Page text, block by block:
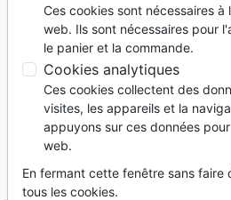
Accueil Livres Méditations
Nos émotions - RDV spécial
Nos émotions
RDV spécial
Collectif
Référence LLBCH6533 EAN
EditeurLigue pour la
Ces cookies sont nécessaires
web. Ils sont nécessaires pour
le panier et la commande.
Cookies analytiques
Ces cookies collectent des
visites, les appareils et la
appuyons sur ces données
web.
En fermant cette fenêtre sans
tous les cookies.